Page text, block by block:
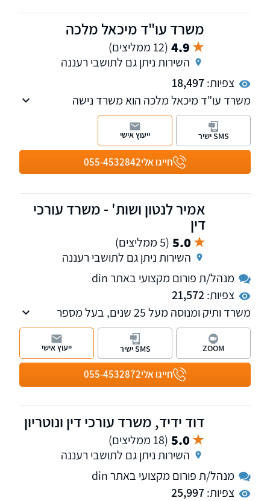
משרד עו"ד מיכאל מלכה
4.9 (12 ממליצים)
השירות ניתן גם לתושבי רעננה
צפיות:18,497
משרד עו"ד מיכאל מלכה הוא משרד נישה
המתמקצע בליקויי בניה. מייצג את לקוחותיו כנגד
קבלנים, יזמים, חברות ביטוח ובתביעות בין שכנים
בגין ליקויי בניה שונים.
חייגו אלי055-4532842
SMS ישיר ייעוץ אישי
אמיר לנטון ושות' - משרד עורכי
דין
5.0 (5 ממליצים)
השירות ניתן גם לתושבי רעננה
מנהל/ת פורום מקצועי באתר din
צפיות:21,572
משרד ותיק ומנוסה מעל 25 שנים, בעל מספר
מחלקות לרבות מקרקעין, משפחה, ירושה, הוצאה
לפועל, אזרחי - מסחרי, רשויות, חוזים, לשון הרע,
עבודה. מנהל פורומים תכנון ובניה, אלימות
במשפחה והיטל השבחה הפקעות. חבר בוועדת
מקרקעין וקניין וכן בוועדת ירושה ומשפחה, בלשכת
חייגו אלי055-4532872
ZOOM SMS ישיר ייעוץ אישי
דוד ידיד, משרד עורכי דין ונוטריון
5.0 (18 ממליצים)
השירות ניתן גם לתושבי רעננה
מנהל/ת פורום מקצועי באתר din
צפיות:25,997